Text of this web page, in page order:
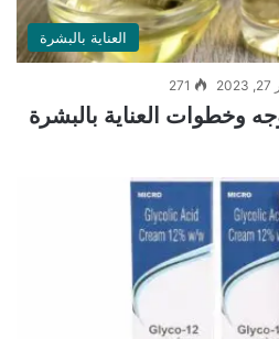
العناية بالبشرة
271
وخطوات العناية بالبشرة